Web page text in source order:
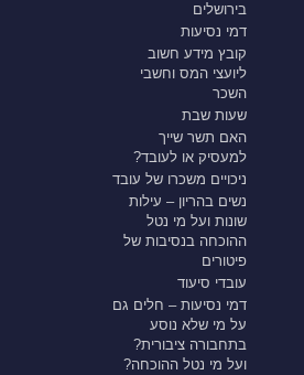
בירושלים
דמי נסיעות
קובץ מידע חשוב
ליועצי המס וחשבי
השכר
שעות שבת
האם תשר שייך
למעסיק או לעובד?
ניכויים משכרו של עובד
נשים בהריון – עילות
שונות ועל מי נטל
ההוכחה בנסיבות של
פיטורים
עובדי סיעוד
דמי נסיעות – חלים גם
על מי שלא נוסע
בתחבורה ציבורית?
ועל מי נטל ההוכחה?